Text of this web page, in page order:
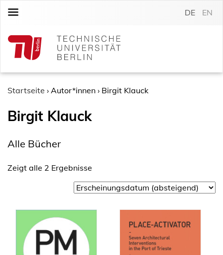
c
DE EN
Startseite › Autor*innen › Birgit Klauck
Birgit Klauck
Alle Bücher
Zeigt alle 2 Ergebnisse